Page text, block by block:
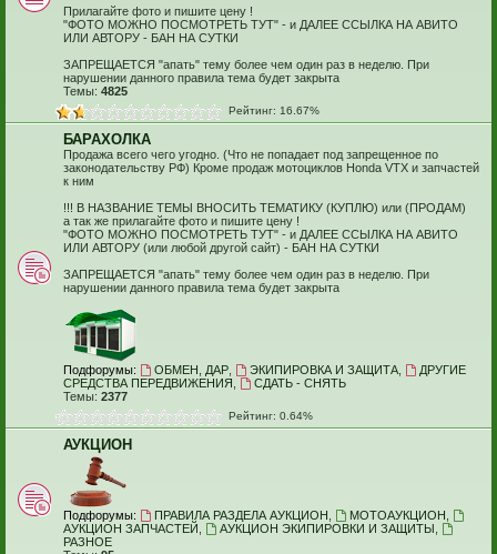
Прилагайте фото и пишите цену !
"ФОТО МОЖНО ПОСМОТРЕТЬ ТУТ" - и ДАЛЕЕ ССЫЛКА НА АВИТО
ИЛИ АВТОРУ - БАН НА СУТКИ
ЗАПРЕЩАЕТСЯ "апать" тему более чем один раз в неделю. При
нарушении данного правила тема будет закрыта
Темы: 4825
Рейтинг: 16.67%
БАРАХОЛКА
Продажа всего чего угодно. (Что не попадает под запрещенное по
законодательству РФ) Кроме продаж мотоциклов Honda VTX и запчастей
к ним
!!! В НАЗВАНИЕ ТЕМЫ ВНОСИТЬ ТЕМАТИКУ (КУПЛЮ) или (ПРОДАМ)
а так же прилагайте фото и пишите цену !
"ФОТО МОЖНО ПОСМОТРЕТЬ ТУТ" - и ДАЛЕЕ ССЫЛКА НА АВИТО
ИЛИ АВТОРУ (или любой другой сайт) - БАН НА СУТКИ
ЗАПРЕЩАЕТСЯ "апать" тему более чем один раз в неделю. При
нарушении данного правила тема будет закрыта
Подфорумы: ОБМЕН, ДАР, ЭКИПИРОВКА И ЗАЩИТА,
ДРУГИЕ
СРЕДСТВА ПЕРЕДВИЖЕНИЯ
СДАТЬ - СНЯТЬ
Темы: 2377
Рейтинг: 0.64%
АУКЦИОН
Подфорумы: ПРАВИЛА РАЗДЕЛА АУКЦИОН МОТОАУКЦИОН
АУКЦИОН ЗАПЧАСТЕЙ
АУКЦИОН ЭКИПИРОВКИ И ЗАЩИТЫ
РАЗНОЕ